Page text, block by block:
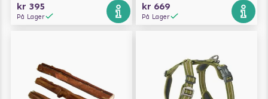
kr 395
På Lager
kr 669
På Lager